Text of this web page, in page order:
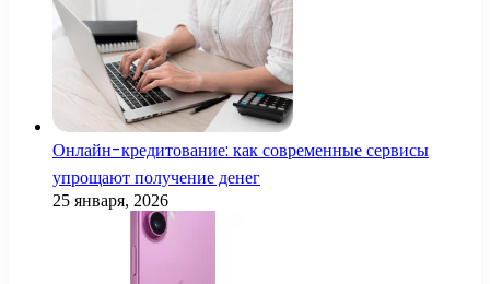
Онлайн-кредитование: как современные сервисы
упрощают получение денег
25 января, 2026